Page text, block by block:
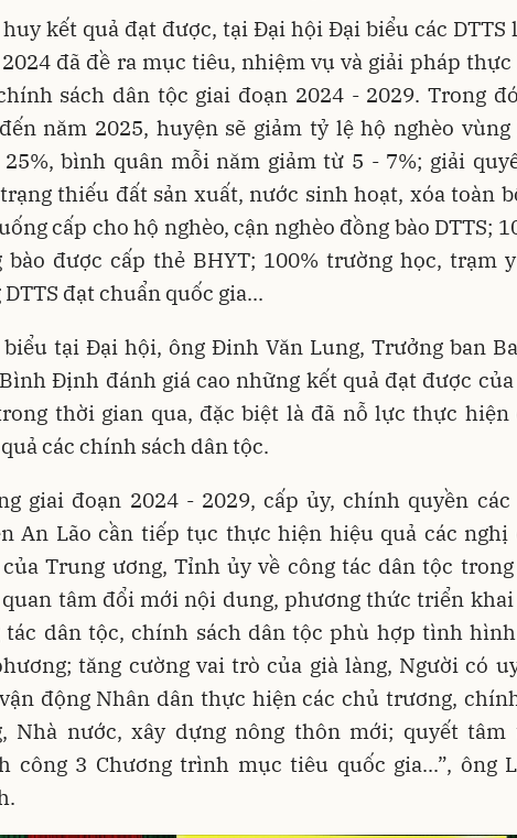
kết quả đạt được, tại Đại hội Đại biểu các DTTS
đã đề ra mục tiêu, nhiệm vụ và giải pháp
sách dân tộc giai đoạn 2024 - 2029. Trong
năm 2025, huyện sẽ giảm tỷ lệ hộ nghèo vùng
bình quân mỗi năm giảm từ 5 - 7%; giải
thiếu đất sản xuất, nước sinh hoạt, xóa toàn
cấp cho hộ nghèo, cận nghèo đồng bào DTTS;
bào được cấp thẻ BHYT; 100% trường học, trạm
đạt chuẩn quốc gia...
biểu tại Đại hội, ông Đinh Văn Lung, Trưởng ban
Định đánh giá cao những kết quả đạt được
thời gian qua, đặc biệt là đã nỗ lực thực hiện
các chính sách dân tộc.
giai đoạn 2024 - 2029, cấp ủy, chính quyền
An Lão cần tiếp tục thực hiện hiệu quả các nghị
Trung ương, Tỉnh ủy về công tác dân tộc
tâm đổi mới nội dung, phương thức triển
tác dân tộc, chính sách dân tộc phù hợp tình
tăng cường vai trò của già làng, Người có
động Nhân dân thực hiện các chủ trương,
Nhà nước, xây dựng nông thôn mới; quyết tâm
công 3 Chương trình mục tiêu quốc gia...”, ông